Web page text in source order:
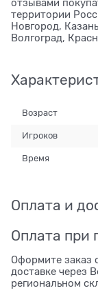
отзывами
территории
Новгород,
Волгоград,
Возраст
Игроков
Время
Оплата и
Оплата при
Оформите заказ
доставке через
региональном